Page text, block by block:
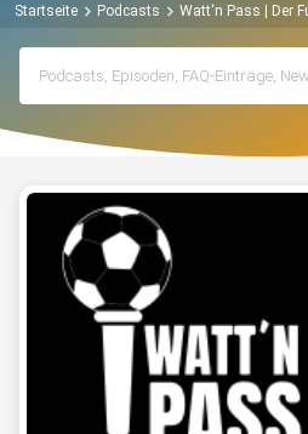
Startseite Podcasts Watt‘n Pass | Der